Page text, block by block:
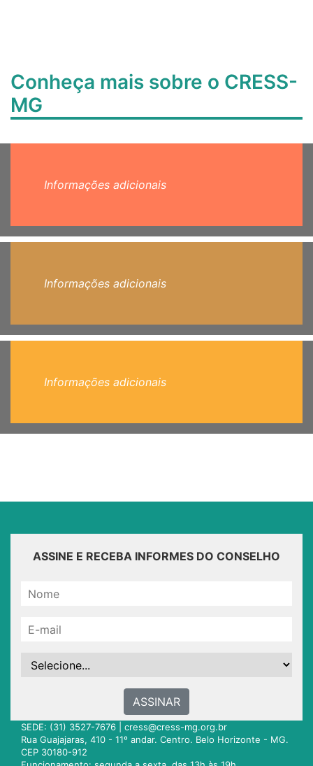
Conheça mais sobre o CRESS-
MG
Informações adicionais
Informações adicionais
Informações adicionais
ASSINE E RECEBA INFORMES DO CONSELHO
ASSINAR
SEDE: (31) 3527-7676 | cress@cress-mg.org.br
Rua Guajajaras, 410 - 11º andar. Centro. Belo Horizonte - MG.
CEP 30180-912